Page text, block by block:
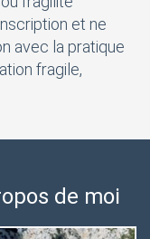
et ne
avec la pratique
fragile,
de moi